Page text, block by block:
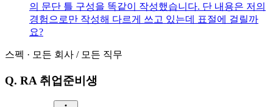
의 문단 틀 구성을 똑같이 작성했습니다. 단 내용은 저의
경험으로만 작성해 다르게 쓰고 있는데 표절에 걸릴까
요?
스펙 · 모든 회사 / 모든 직무
Q. RA 취업준비생